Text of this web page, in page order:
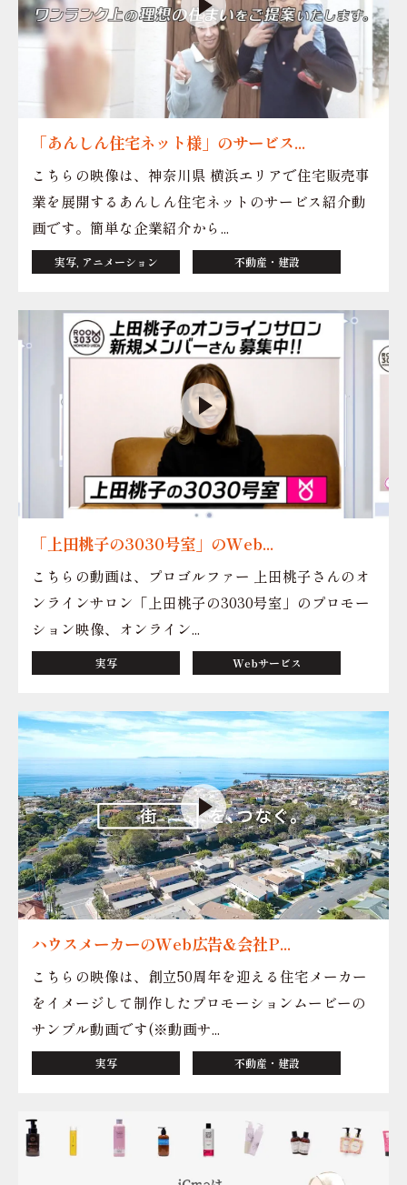
「あんしん住宅ネット様」のサービス...
こちらの映像は、神奈川県 横浜エリアで住宅販売事
業を展開するあんしん住宅ネットのサービス紹介動
画です。簡単な企業紹介から...
実写, アニメーション 不動産・建設
「上田桃子の3030号室」のWeb...
こちらの動画は、プロゴルファー 上田桃子さんのオ
ンラインサロン「上田桃子の3030号室」のプロモー
ション映像、オンライン...
実写 Webサービス
ハウスメーカーのWeb広告&会社P...
こちらの映像は、創立50周年を迎える住宅メーカー
をイメージして制作したプロモーションムービーの
サンプル動画です(※動画サ...
実写 不動産・建設